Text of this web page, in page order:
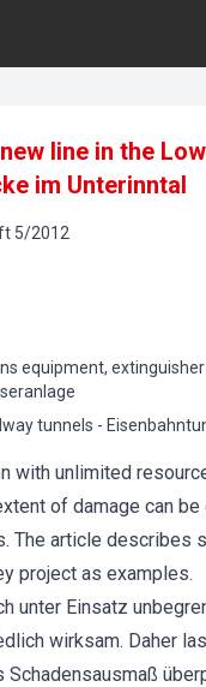
line in the
im Unterinntal
5/2012
equipment,
tunnels -
with unlimited
of damage can
The article
project as examples.
unter Einsatz
wirksam. Daher